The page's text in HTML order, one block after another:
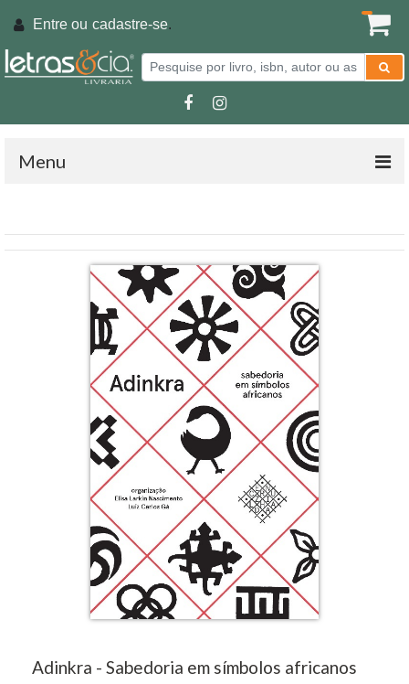
Entre ou cadastre-se.
Menu
Adinkra - Sabedoria em símbolos africanos